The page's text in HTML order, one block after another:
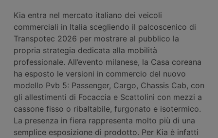
Kia entra nel mercato italiano dei veicoli
commerciali in Italia scegliendo il palcoscenico di
Transpotec 2026 per mostrare al pubblico la
propria strategia dedicata alla mobilità
professionale. All’evento milanese, la Casa coreana
ha esposto le versioni in commercio del nuovo
modello Pvb 5: Passenger, Cargo, Chassis Cab, con
gli allestimenti di Focaccia e Scattolini con mezzi a
cassone fisso o ribaltabile, furgonato e isotermico.
La presenza in fiera rappresenta molto più di una
semplice esposizione di prodotto. Per Kia è infatti